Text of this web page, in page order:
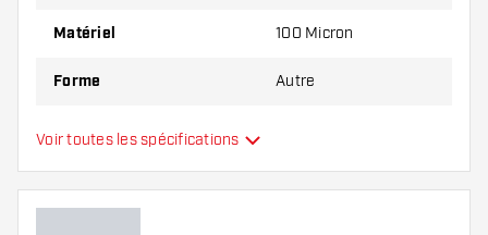
Matériel 100 Micron
Forme Autre
Type
Flexibilité
Voir toutes les spécifications